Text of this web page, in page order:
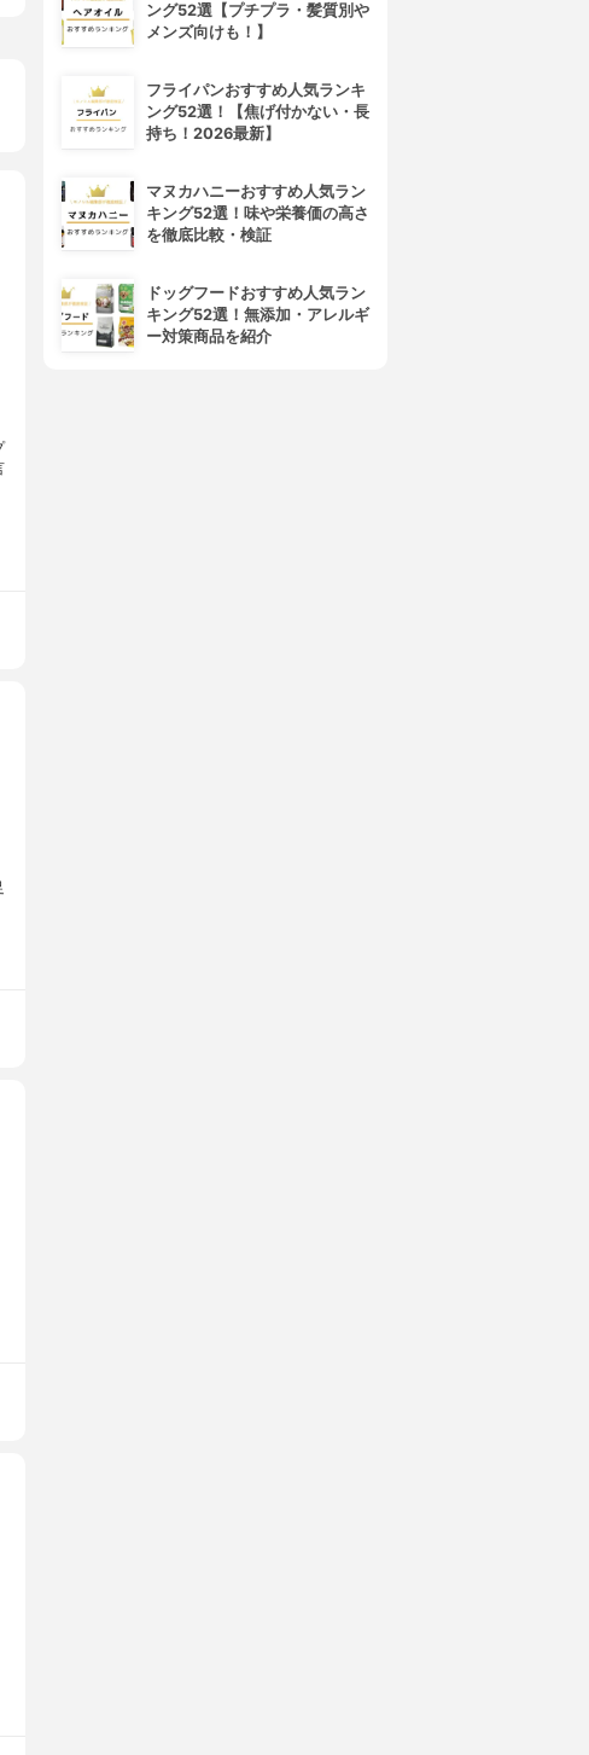
ング52選【プチプラ・髪質別や
メンズ向けも！】
フライパンおすすめ人気ランキ
ング52選！【焦げ付かない・長
持ち！2026最新】
マヌカハニーおすすめ人気ラン
キング52選！味や栄養価の高さ
を徹底比較・検証
ドッグフードおすすめ人気ラン
キング52選！無添加・アレルギ
ー対策商品を紹介